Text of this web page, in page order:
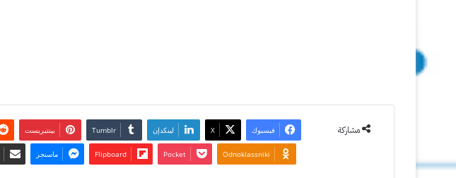
مشاركة فيسبوك ‫X لينكدإن ‏Tumblr بينتيريست
Odnoklassniki
‫Pocket
Flipboard ماسنجر